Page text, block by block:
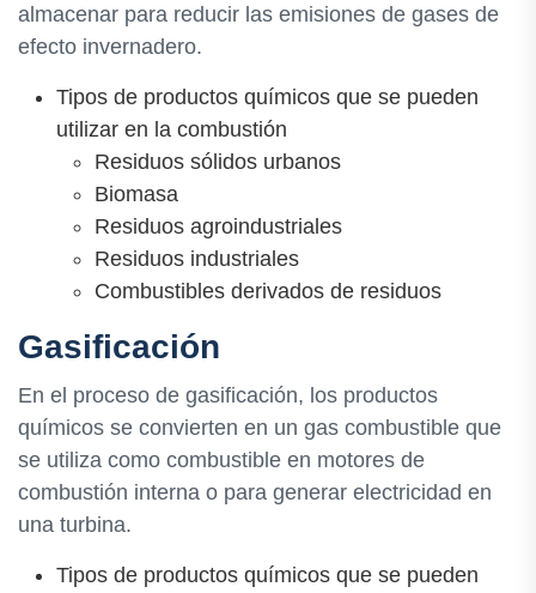
almacenar para reducir las emisiones de gases de
efecto invernadero.
Tipos de productos químicos que se pueden
utilizar en la combustión
Residuos sólidos urbanos
Biomasa
Residuos agroindustriales
Residuos industriales
Combustibles derivados de residuos
Gasificación
En el proceso de gasificación, los productos
químicos se convierten en un gas combustible que
se utiliza como combustible en motores de
combustión interna o para generar electricidad en
una turbina.
Tipos de productos químicos que se pueden